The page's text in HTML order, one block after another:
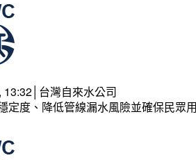
13:32│台灣自來水公司
定度、降低管線漏水風險並確保民眾